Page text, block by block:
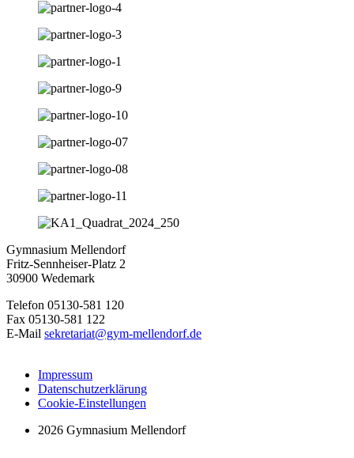
Gymnasium Mellendorf
Fritz-Sennheiser-Platz 2
30900 Wedemark
Telefon 05130-581 120
Fax 05130-581 122
E-Mail sekretariat@gym-mellendorf.de
Impressum
Datenschutzerklärung
Cookie-Einstellungen
2026 Gymnasium Mellendorf